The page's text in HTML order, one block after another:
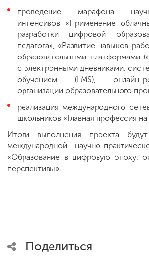
проведение марафона
интенсивов «Применение
разработки цифровой
педагога», «Развитие навыков
образовательными платформами
с электронными дневниками,
обучением (LMS), онлайн-
организации образовательного
реализация международного
школьников «Главная профессия
Итоги выполнения проекта
международной научно-
«Образование в цифровую эпоху:
перспективы».
Поделиться